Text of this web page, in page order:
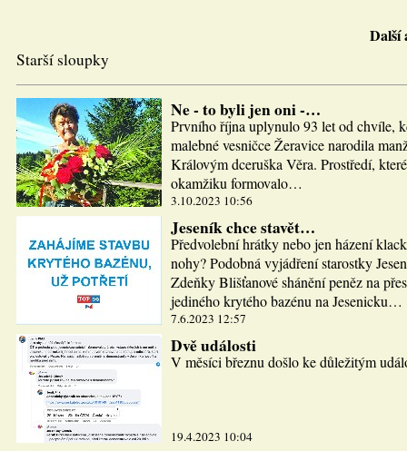
Starší sloupky
Ne - to byli jen oni -…
Prvního října uplynulo 93 let od chvíle,
malebné vesničce Žeravice narodila
Královým dceruška Věra. Prostředí,
okamžiku formovalo…
3.10.2023 10:56
Jeseník chce stavět…
Předvolební hrátky nebo jen házení
nohy? Podobná vyjádření starostky
Zdeňky Blišťanové shánění peněz na
jediného krytého bazénu na Jesenicku…
7.6.2023 12:57
Dvě události
V měsíci březnu došlo ke důležitým
19.4.2023 10:04